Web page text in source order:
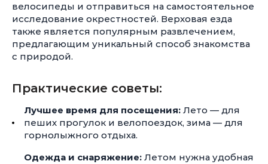
велосипеды и отправиться на самостоятельное
исследование окрестностей. Верховая езда
также является популярным развлечением,
предлагающим уникальный способ знакомства
с природой.
Практические советы:
Лучшее время для посещения: Лето — для
пеших прогулок и велопоездок, зима — для
горнолыжного отдыха.
Одежда и снаряжение: Летом нужна удобная